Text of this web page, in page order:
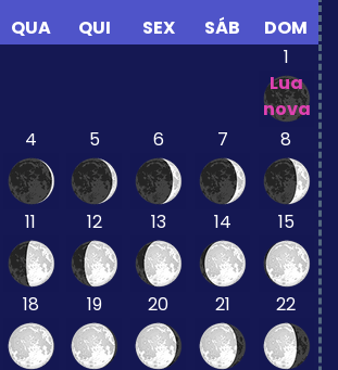
QUA QUI SEX SÁB
DOM
1
Lua
nova
4 5 6 7 8
11 12 13 14 15
18 19 20 21 22